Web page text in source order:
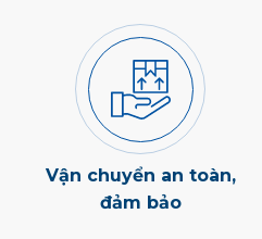
Vận chuyển an toàn,
đảm bảo